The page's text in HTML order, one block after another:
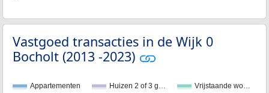
Vastgoed transacties in de Wijk 0
Bocholt (2013 -2023)
Appartementen Huizen 2 of 3 g… Vrijstaande wo…